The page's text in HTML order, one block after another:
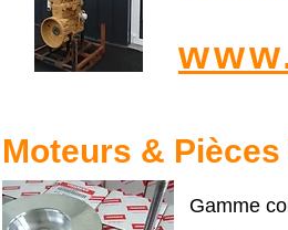
Moteurs & Pièces
Gamme